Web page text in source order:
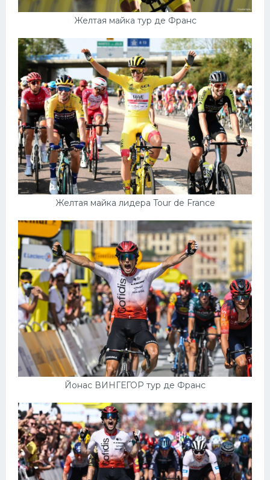
Желтая майка тур де Франс
Желтая майка лидера Tour de France
Йонас ВИНГЕГОР тур де Франс